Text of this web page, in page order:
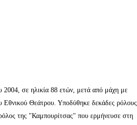
2004, σε ηλικία 88 ετών, μετά από μάχη με
Εθνικού Θεάτρου. Υποδύθηκε δεκάδες ρόλους
της "Καμπουρίτσας" που ερμήνευσε στη